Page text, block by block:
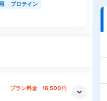
プロテイン
プラン料金 16,500円